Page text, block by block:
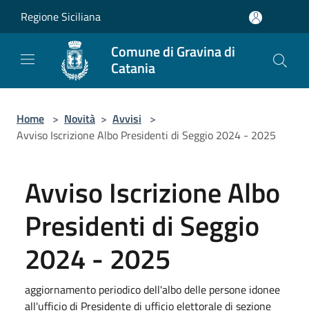
Regione Siciliana
Comune di Gravina di
Catania
Home > Novità > Avvisi >
Avviso Iscrizione Albo Presidenti di Seggio 2024 - 2025
Avviso Iscrizione Albo
Presidenti di Seggio
2024 - 2025
aggiornamento periodico dell'albo delle persone idonee
all'ufficio di Presidente di ufficio elettorale di sezione